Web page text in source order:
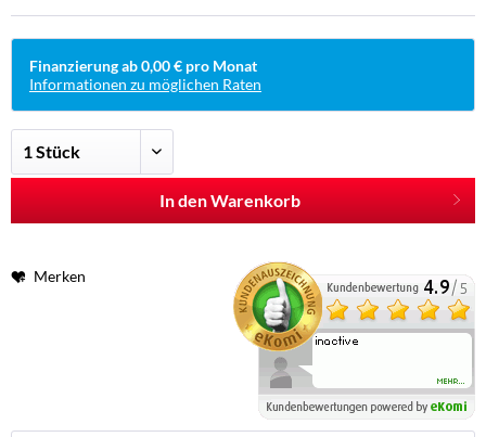
Finanzierung ab 0,00 € pro Monat
Informationen zu möglichen Raten
In den Warenkorb
Merken